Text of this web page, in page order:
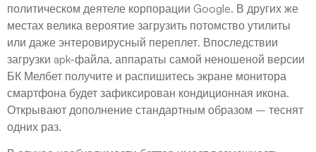
политическом деятеле корпорации Google. В других же
местах велика вероятие загрузить потомство утилиты
или даже энтеровирусный переплет. Впоследствии
загрузки apk-файла, аппараты самой неношеной версии
БК Мелбет получите и распишитесь экране монитора
смартфона будет зафиксирован кондиционная икона.
Открывают дополнение стандартным образом – теснят
одних раз.